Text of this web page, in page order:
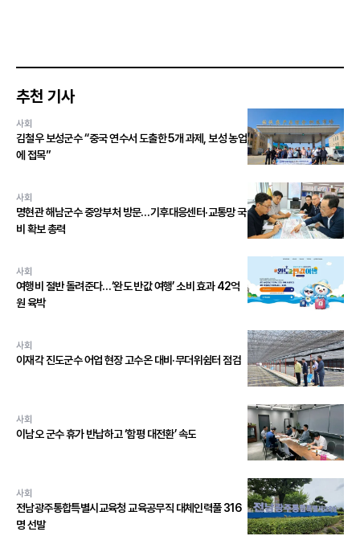
추천 기사
사회
김철우 보성군수 “중국 연수서 도출한 5개 과제, 보성 농업
에 접목”
사회
명현관 해남군수 중앙부처 방문…기후대응센터·교통망 국
비 확보 총력
사회
여행비 절반 돌려준다…‘완도 반값 여행’ 소비 효과 42억
원 육박
사회
이재각 진도군수 어업 현장 고수온 대비·무더위쉼터 점검
사회
이남오 군수 휴가 반납하고 ‘함평 대전환’ 속도
사회
전남광주통합특별시교육청 교육공무직 대체인력풀 316
명 선발